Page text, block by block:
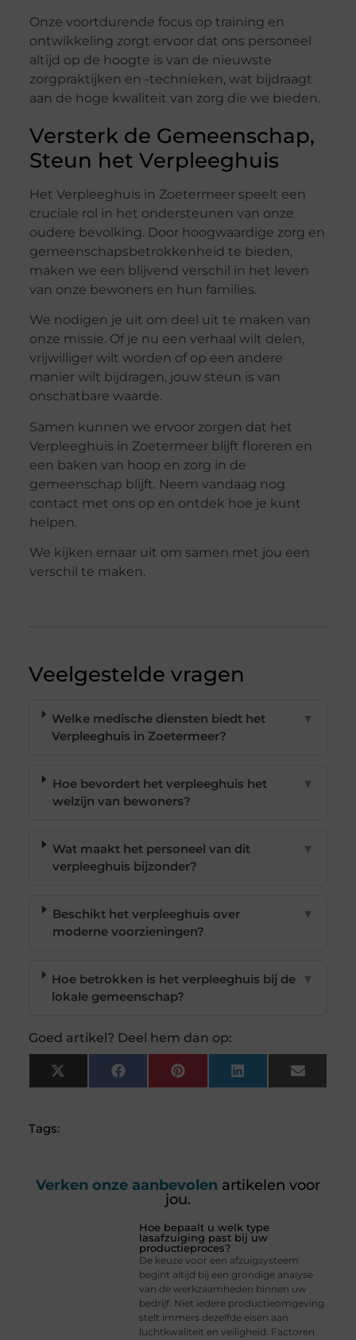
Onze voortdurende focus op training en
ontwikkeling zorgt ervoor dat ons personeel
altijd op de hoogte is van de nieuwste
zorgpraktijken en -technieken, wat bijdraagt
aan de hoge kwaliteit van zorg die we bieden.
Versterk de Gemeenschap,
Steun het Verpleeghuis
Het Verpleeghuis in Zoetermeer speelt een
cruciale rol in het ondersteunen van onze
oudere bevolking. Door hoogwaardige zorg en
gemeenschapsbetrokkenheid te bieden,
maken we een blijvend verschil in het leven
van onze bewoners en hun families.
We nodigen je uit om deel uit te maken van
onze missie. Of je nu een verhaal wilt delen,
vrijwilliger wilt worden of op een andere
manier wilt bijdragen, jouw steun is van
onschatbare waarde.
Samen kunnen we ervoor zorgen dat het
Verpleeghuis in Zoetermeer blijft floreren en
een baken van hoop en zorg in de
gemeenschap blijft. Neem vandaag nog
contact met ons op en ontdek hoe je kunt
helpen.
We kijken ernaar uit om samen met jou een
verschil te maken.
Veelgestelde vragen
Welke medische diensten biedt het
Verpleeghuis in Zoetermeer?
▼
Hoe bevordert het verpleeghuis het
welzijn van bewoners?
▼
Wat maakt het personeel van dit
verpleeghuis bijzonder?
▼
Beschikt het verpleeghuis over
moderne voorzieningen?
▼
Hoe betrokken is het verpleeghuis bij de
lokale gemeenschap?
▼
Goed artikel? Deel hem dan op:
X
(Twitter)
FacebookPinterest LinkedIn Email
Tags:
Verken onze aanbevolen artikelen voor
jou.
Hoe bepaalt u welk type
lasafzuiging past bij uw
productieproces?
De keuze voor een afzuigsysteem
begint altijd bij een grondige analyse
van de werkzaamheden binnen uw
bedrijf. Niet iedere productieomgeving
stelt immers dezelfde eisen aan
luchtkwaliteit en veiligheid. Factoren